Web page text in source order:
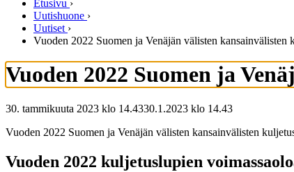
Etusivu ›
Uutishuone ›
Uutiset ›
Vuoden 2022 Suomen ja Venäjän välisten kansainvälisten
Vuoden 2022 Suomen ja
30. tammikuuta 2023 klo 14.4330.1.2023 klo 14.43
Vuoden 2022 Suomen ja Venäjän välisten kansainvälisten
Vuoden 2022 kuljetuslupien